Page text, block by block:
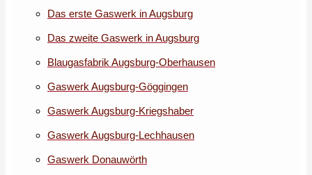
Das erste Gaswerk in Augsburg
Das zweite Gaswerk in Augsburg
Blaugasfabrik Augsburg-Oberhausen
Gaswerk Augsburg-Göggingen
Gaswerk Augsburg-Kriegshaber
Gaswerk Augsburg-Lechhausen
Gaswerk Donauwörth